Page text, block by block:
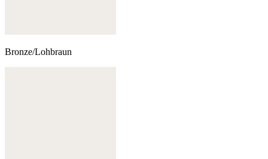
Bronze/Lohbraun